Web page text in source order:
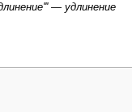
— удлинение